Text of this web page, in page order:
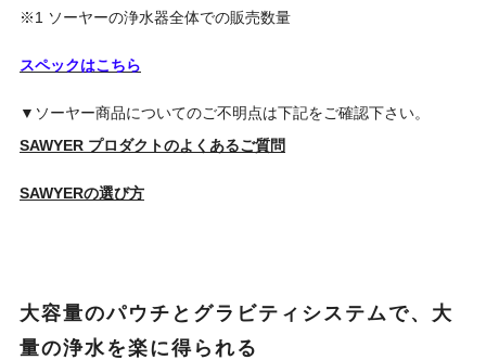
※1 ソーヤーの浄水器全体での販売数量
スペックはこちら
▼ソーヤー商品についてのご不明点は下記をご確認下さい。
SAWYER プロダクトのよくあるご質問
SAWYERの選び方
大容量のパウチとグラビティシステムで、大
量の浄水を楽に得られる